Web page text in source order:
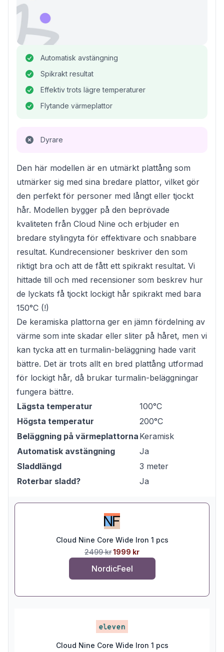
Automatisk avstängning
Spikrakt resultat
Effektiv trots lägre temperaturer
Flytande värmeplattor
Dyrare
Den här modellen är en utmärkt plattång som
utmärker sig med sina bredare plattor, vilket gör
den perfekt för personer med långt eller tjockt
hår. Modellen bygger på den beprövade
kvaliteten från Cloud Nine och erbjuder en
bredare stylingyta för effektivare och snabbare
resultat. Kundrecensioner beskriver den som
riktigt bra och att de fått ett spikrakt resultat. Vi
hittade till och med recensioner som beskrev hur
de lyckats få tjockt lockigt hår spikrakt med bara
150°C (!)
De keramiska plattorna ger en jämn fördelning av
värme som inte skadar eller sliter på håret, men vi
kan tycka att en turmalin-beläggning hade varit
bättre. Det är trots allt en bred plattång utformad
för lockigt hår, då brukar turmalin-beläggningar
fungera bättre.
Lägsta temperatur
100°C
Högsta temperatur
200°C
Beläggning på värmeplattorna Keramisk
Automatisk avstängning
Ja
Sladdlängd
3 meter
Roterbar sladd?
Ja
Cloud Nine Core Wide Iron 1 pcs
2499 kr1999 kr
NordicFeel
Cloud Nine Core Wide Iron 1 pcs